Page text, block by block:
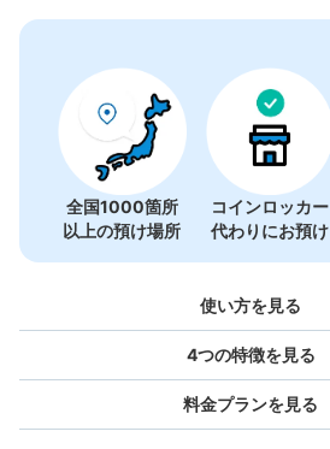
全国1000箇所
以上の預け場所
コインロッカー
代わりにお預け
使い方を見る
4つの特徴を見る
料金プランを見る